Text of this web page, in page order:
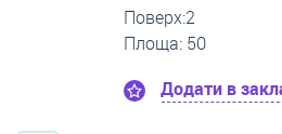
Поверх:11
Площа: 45
Додати в